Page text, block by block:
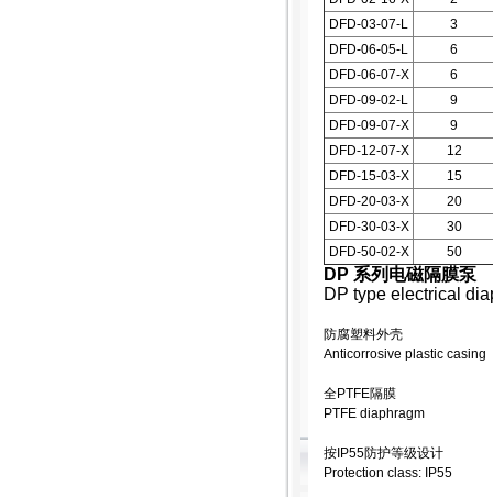
DFD-03-07-L
3
DFD-06-05-L
6
DFD-06-07-X
6
DFD-09-02-L
9
DFD-09-07-X
9
DFD-12-07-X
12
DFD-15-03-X
15
DFD-20-03-X
20
DFD-30-03-X
30
DFD-50-02-X
50
DP 系列电磁隔膜泵
DP type electrical
防腐塑料外壳
Anticorrosive plastic casing
全PTFE隔膜
PTFE diaphragm
按IP55防护等级设计
Protection class: IP55